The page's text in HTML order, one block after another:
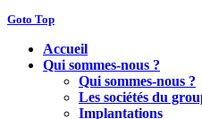
Goto Top
Accueil
Qui sommes-nous ?
Qui sommes-nous ?
Les sociétés du
Implantations